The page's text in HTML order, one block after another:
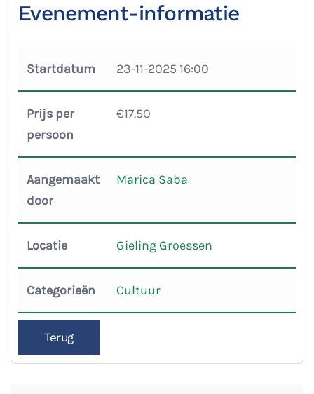
Evenement-informatie
Startdatum 23-11-2025 16:00
Prijs per
persoon
€17.50
Aangemaakt
door
Marica Saba
Locatie Gieling Groessen
Categorieën Cultuur
Terug